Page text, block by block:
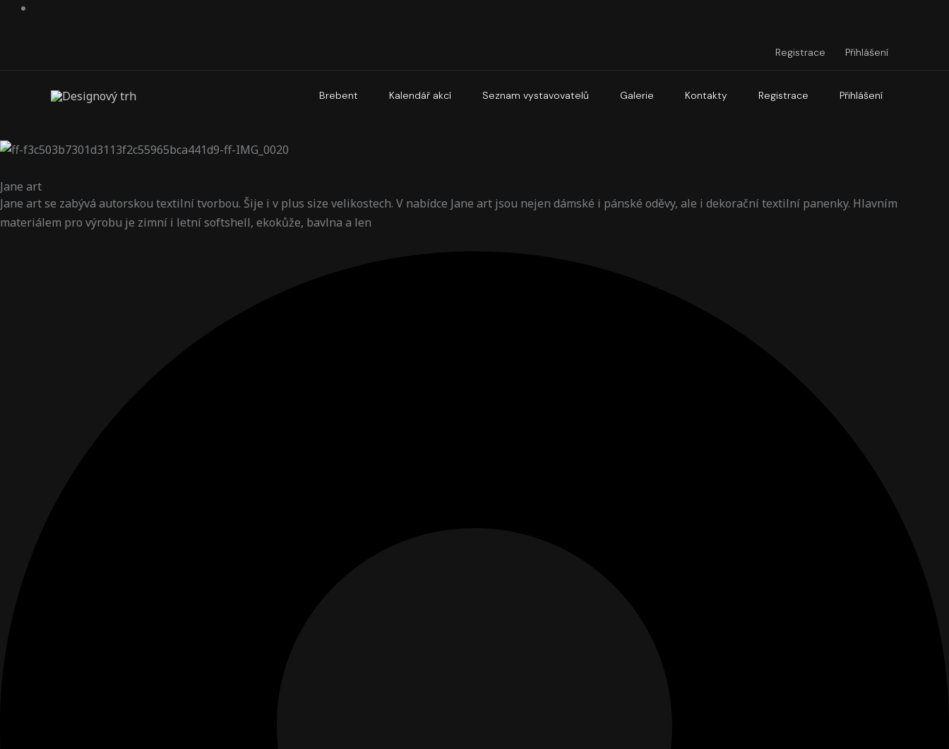
Registrace Přihlášení
Brebent Kalendář akcí Seznam vystavovatelů Galerie Kontakty Registrace Přihlášení
Jane art
Jane art se zabývá autorskou textilní tvorbou. Šije i v plus size velikostech. V nabídce Jane art jsou nejen dámské i pánské oděvy, ale i dekorační textilní panenky. Hlavním
materiálem pro výrobu je zimní i letní softshell, ekokůže, bavlna a len